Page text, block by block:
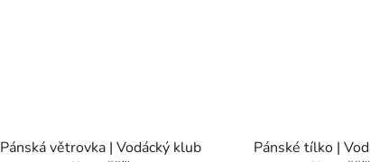
Pánská větrovka | Vodácký klub
Pánské tílko |